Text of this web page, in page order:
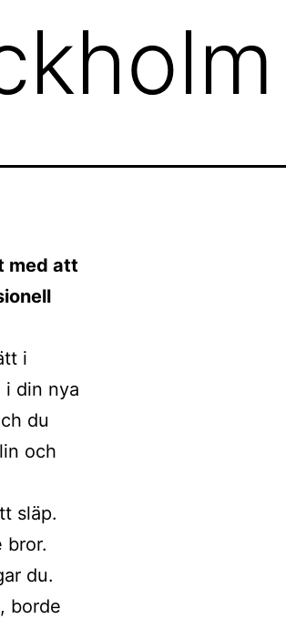
med att
i
i din nya
du
och
släp.
bror.
du.
borde